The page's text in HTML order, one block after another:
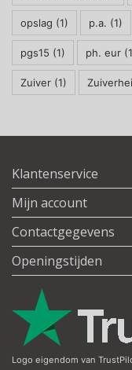
opslag (1) p.a. (1)
pgs15 (1) ph. eur
Zuiver (1)
Klantenservice
Mijn account
Contactgegevens
Openingstijden
Logo eigendom van